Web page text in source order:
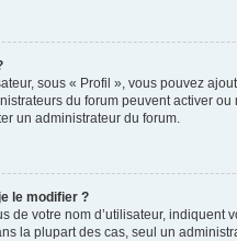
sous « Profil », vous pouvez
du forum peuvent activer
un administrateur du forum.
le modifier ?
de votre nom d’utilisateur,
la plupart des cas, seul un